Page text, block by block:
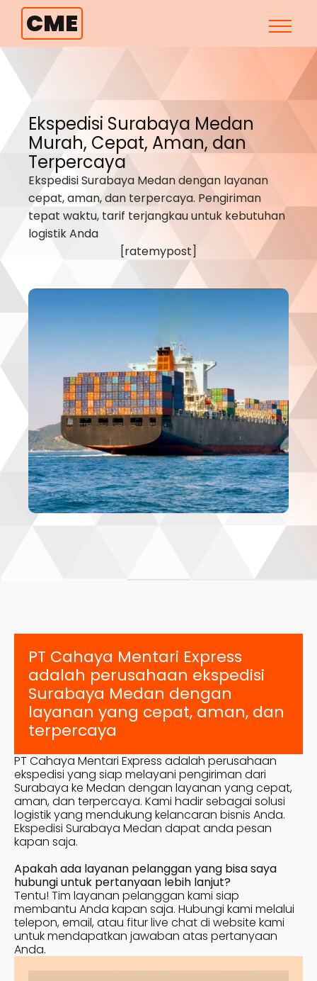
CME
Ekspedisi Surabaya Medan
Murah, Cepat, Aman, dan
Terpercaya
Ekspedisi Surabaya Medandengan layanan
cepat, aman, dan terpercaya. Pengiriman
tepat waktu, tarif terjangkau untuk kebutuhan
logistik Anda
[ratemypost]
PT Cahaya Mentari Express
adalah perusahaan ekspedisi
Surabaya Medan dengan
layanan yang cepat, aman, dan
terpercaya
PT Cahaya Mentari Express adalah perusahaan
ekspedisi yang siap melayani pengiriman dari
Surabaya ke Medan dengan layanan yang cepat,
aman, dan terpercaya. Kami hadir sebagai solusi
logistik yang mendukung kelancaran bisnis Anda.
Ekspedisi Surabaya Medan dapat anda pesan
kapan saja.
Apakah ada layanan pelanggan yang bisa saya
hubungi untuk pertanyaan lebih lanjut?
Tentu! Tim layanan pelanggan kami siap
membantu Anda kapan saja. Hubungi kami melalui
telepon, email, atau fitur live chat di website kami
untuk mendapatkan jawaban atas pertanyaan
Anda.